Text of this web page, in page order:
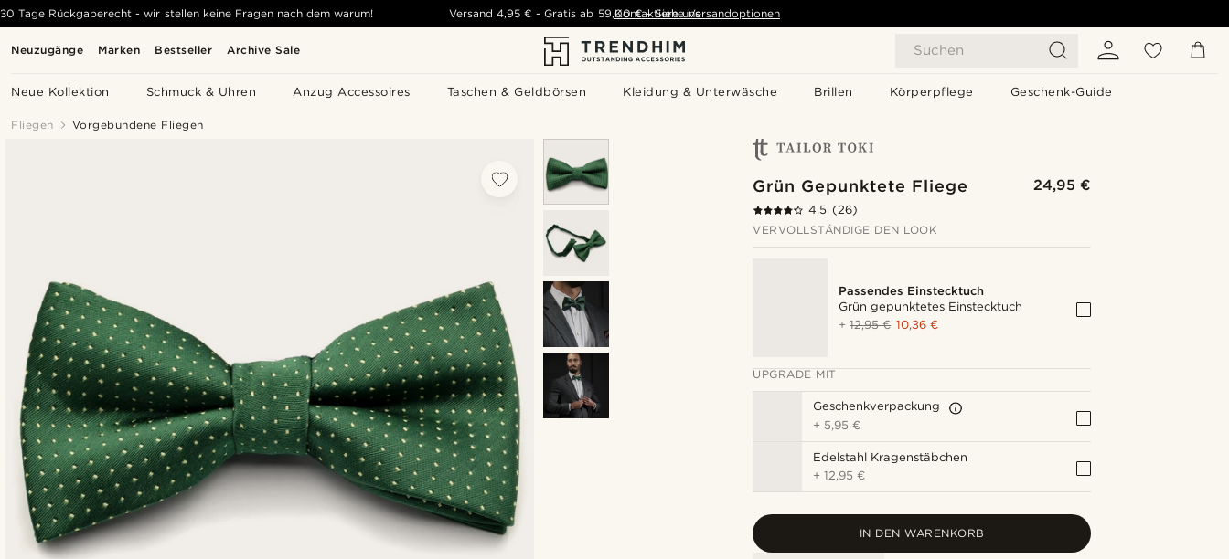
Neuzugänge Marken Bestseller Archive Sale Suchen
Neue Kollektion Schmuck & Uhren Anzug Accessoires Taschen & Geldbörsen Kleidung & Unterwäsche Brillen Körperpflege Geschenk-Guide
30 Tage Rückgaberecht - wir stellen keine Fragen nach dem warum! Versand 4,95 € -Gratis ab 59,00 € - Siehe Versandoptionen
Kontaktiere uns
Fliegen Vorgebundene Fliegen
Grün Gepunktete Fliege 24,95 €
4.5 (26)
VERVOLLSTÄNDIGE DEN LOOK
Passendes Einstecktuch
Grün gepunktetes Einstecktuch
+12,95 € 10,36 €
UPGRADE MIT
Geschenkverpackung
+ 5,95 €
Edelstahl Kragenstäbchen
+12,95 €
IN DEN WARENKORB